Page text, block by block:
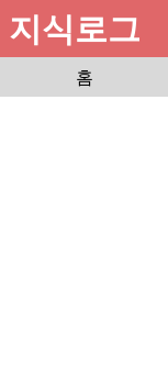
지식로그
홈